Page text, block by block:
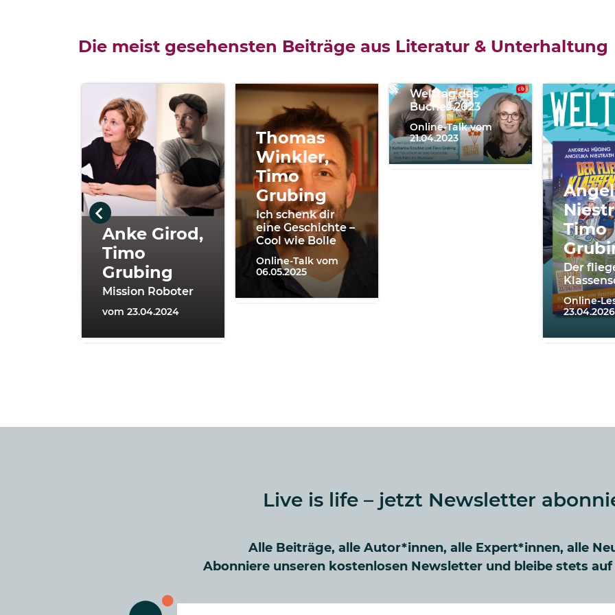
Die meist gesehensten Beiträge aus Literatur & Unterhaltung
Anke Girod,
Timo
Grubing
Mission Roboter
vom 23.04.2024
Thomas
Winkler,
Timo
Grubing
Ich schenk dir
eine Geschichte –
Cool wie Bolle
Online-Talk vom
06.05.2025
Reschke,
Timo
Welttag des
Buches 2023
Online-Talk vom
21.04.2023
Timo
Der
Online-
23.04.2026
Live is life – jetzt Newsletter
Alle Beiträge, alle Autor*innen, alle Expert*innen, alle
Abonniere unseren kostenlosen Newsletter und bleibe stets